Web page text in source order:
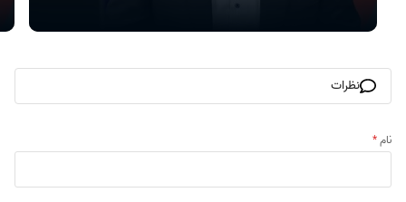
نظرات
نام*